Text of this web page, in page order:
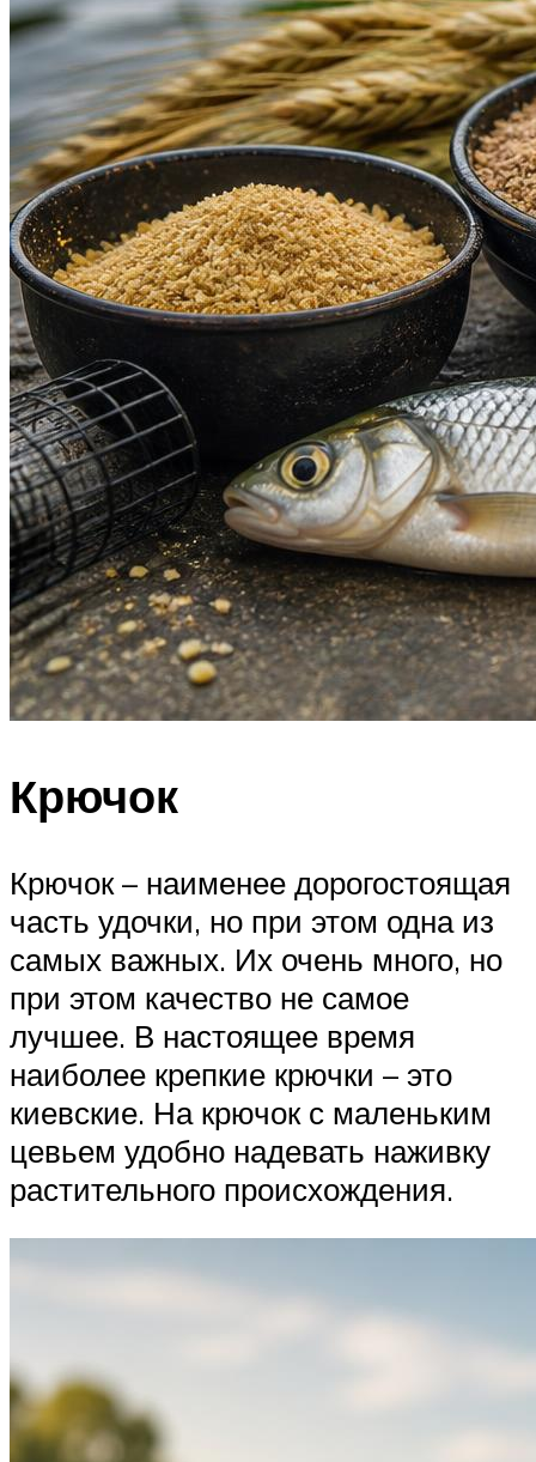
Крючок
Крючок – наименее дорогостоящая
часть удочки, но при этом одна из
самых важных. Их очень много, но
при этом качество не самое
лучшее. В настоящее время
наиболее крепкие крючки – это
киевские. На крючок с маленьким
цевьем удобно надевать наживку
растительного происхождения.